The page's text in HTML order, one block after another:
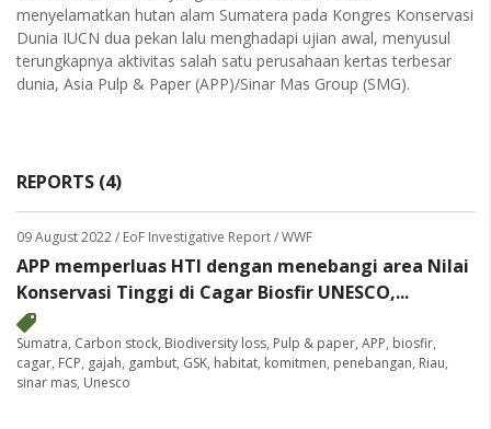
menyelamatkan hutan alam Sumatera pada Kongres Konservasi
Dunia IUCN dua pekan lalu menghadapi ujian awal, menyusul
terungkapnya aktivitas salah satu perusahaan kertas terbesar
dunia, Asia Pulp & Paper (APP)/Sinar Mas Group (SMG).
REPORTS (4)
09 August 2022/ EoF Investigative Report / WWF
APP memperluas HTI dengan menebangi area Nilai
Konservasi Tinggi di Cagar Biosfir UNESCO,...
Sumatra, Carbon stock, Biodiversity loss, Pulp & paper, APP, biosfir,
cagar, FCP, gajah, gambut, GSK, habitat, komitmen, penebangan, Riau,
sinar mas, Unesco